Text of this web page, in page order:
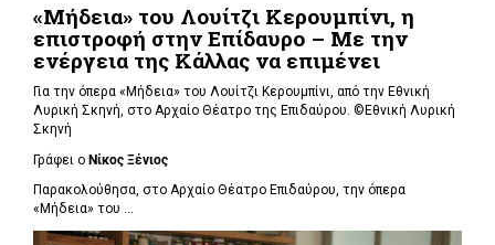
«Μήδεια» του Λουίτζι Κερουμπίνι, η
επιστροφή στην Επίδαυρο – Με την
ενέργεια της Κάλλας να επιμένει
Για την όπερα «Μήδεια» του Λουίτζι Κερουμπίνι, από την Εθνική
Λυρική Σκηνή, στο Αρχαίο Θέατρο της Επιδαύρου. ©Εθνική Λυρική
Σκηνή
Γράφει ο Νίκος Ξένιος
Παρακολούθησα, στο Αρχαίο Θέατρο Επιδαύρου, την όπερα
«Μήδεια» του ...